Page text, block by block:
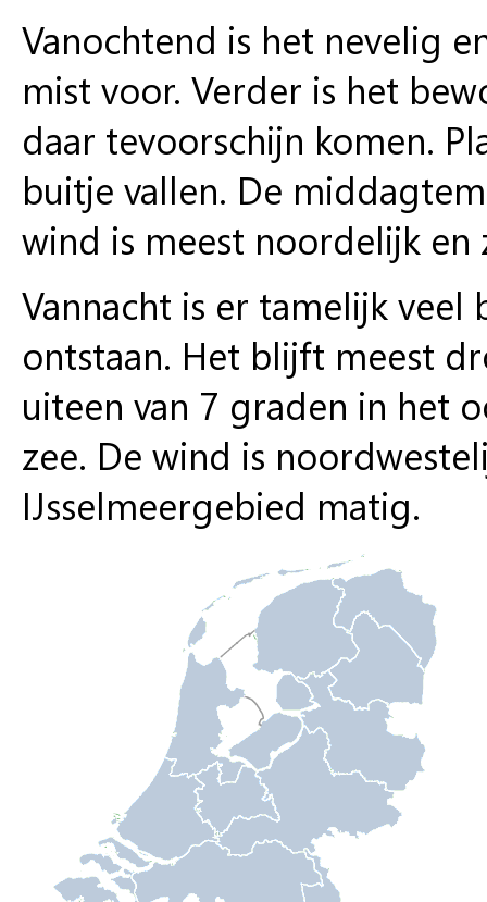
Vanochtend is het nevelig
mist voor. Verder is het
daar tevoorschijn komen.
buitje vallen. De
wind is meest noordelijk
Vannacht is er tamelijk
ontstaan. Het blijft meest
uiteen van 7 graden in het
zee. De wind is
IJsselmeergebied matig.